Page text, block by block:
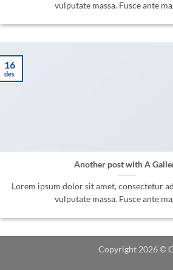
vulputate massa. Fusce ante
Another post with A
Lorem ipsum dolor sit amet, consectetur
vulputate massa. Fusce ante
16
des
Copyright 2026 ©